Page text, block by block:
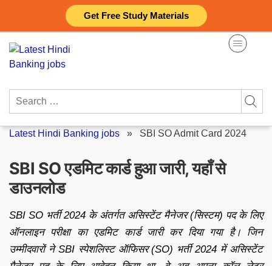
Get Free Study Materials
content
Search
Latest Hindi Banking jobs » SBI SO Admit Card 2024
SBI SO एडमिट कार्ड हुआ जारी, यहाँ से
डाउनलोड
SBI SO भर्ती 2024 के अंतर्गत असिस्टेंट मैनेजर (सिस्टम) पद के लिए
ऑनलाइन परीक्षा का एडमिट कार्ड जारी कर दिया गया है। जिन
उम्मीदवारों ने SBI स्पेशलिस्ट ऑफिसर (SO) भर्ती 2024 में असिस्टेंट